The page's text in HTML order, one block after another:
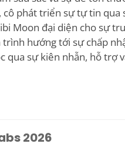
cô phát triển sự tự tin
Moon đại diện cho sự
trình hướng tới sự chấp
qua sự kiên nhẫn, hỗ trợ
2026